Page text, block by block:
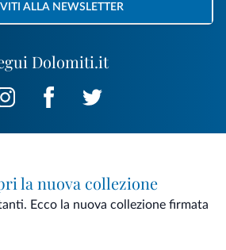
Dolomiti.it
ALLA NEWSLETTER
la nuova collezione
Ecco la nuova collezione firmata